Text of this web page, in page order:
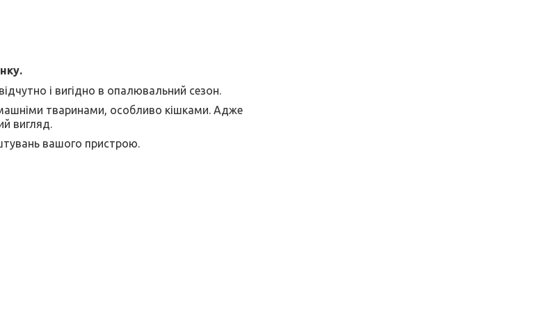
і вигідно в опалювальний сезон.
тваринами, особливо кішками. Адже
вигляд.
вашого пристрою.